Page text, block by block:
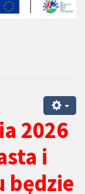
2026
i
będzie